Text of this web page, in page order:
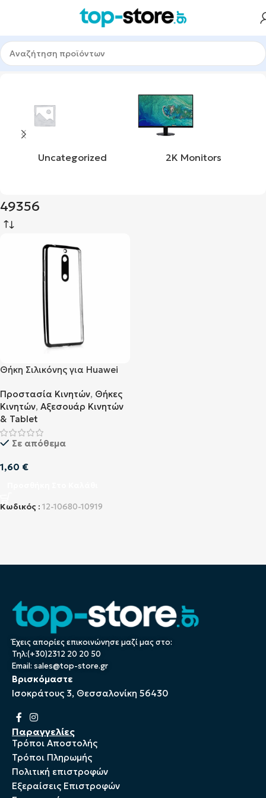
Αρχική σελίδα Προϊόν product_sku 49356
Uncategorized 2K Monitors
49356
Θήκη Σιλικόνης για Huawei
Προστασία Κινητών, Θήκες
Κινητών, Αξεσουάρ Κινητών
& Tablet
Σε απόθεμα
1,60 €
Κωδικός : 12-10680-10919
Έχεις απορίες επικοινώνησε μαζί μας στο:
Τηλ:(+30)2312 20 20 50
Email: sales@top-store.gr
Βρισκόμαστε
Ισοκράτους 3, Θεσσαλονίκη 56430
Παραγγελίες
Τρόποι Αποστολής
Τρόποι Πληρωμής
Πολιτική επιστροφών
Εξεραίσεις Επιστροφών